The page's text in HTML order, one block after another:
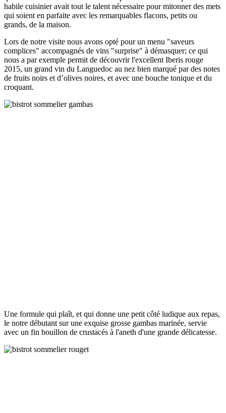
habile cuisinier avait tout le talent nécessaire pour mitonner des mets
qui soient en parfaite avec les remarquables flacons, petits ou
grands, de la maison.
Lors de notre visite nous avons opté pour un menu "saveurs
complices" accompagnés de vins "surprise" à démasquer; ce qui
nous a par exemple permit de découvrir l'excellent Iberis rouge
2015, un grand vin du Languedoc au nez bien marqué par des notes
de fruits noirs et d’olives noires, et avec une bouche tonique et du
croquant.
Une formule qui plaît, et qui donne une petit côté ludique aux repas,
le notre débutant sur une exquise grosse gambas marinée, servie
avec un fin bouillon de crustacés à l'aneth d'une grande délicatesse.